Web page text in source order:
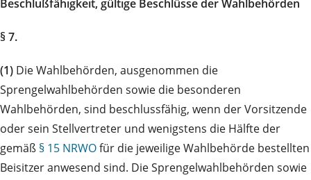
Beschlußfähigkeit, gültige Beschlüsse der Wahlbehörden
§ 7.
(1) Die Wahlbehörden, ausgenommen die
Sprengelwahlbehörden sowie die besonderen
Wahlbehörden, sind beschlussfähig, wenn der Vorsitzende
oder sein Stellvertreter und wenigstens die Hälfte der
gemäß § 15 NRWOfür die jeweilige Wahlbehörde bestellten
Beisitzer anwesend sind. Die Sprengelwahlbehörden sowie